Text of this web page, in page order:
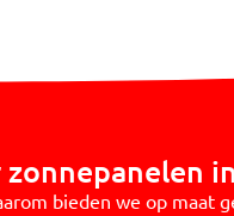
bieden we op maat